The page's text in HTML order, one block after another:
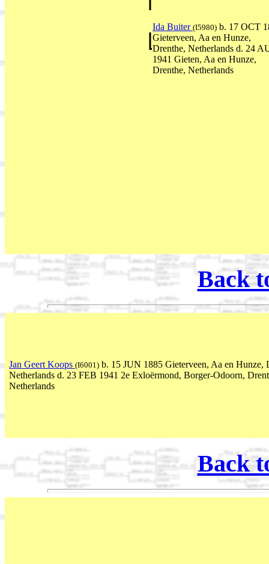
Ida Buiter (I5980) b. 17 OCT
Gieterveen, Aa en Hunze,
Drenthe, Netherlands d. 24
1941 Gieten, Aa en Hunze,
Drenthe, Netherlands
Back
Jan Geert Koops (I6001) b. 15 JUN 1885 Gieterveen, Aa en Hunze,
Netherlands d. 23 FEB 1941 2e Exloërmond, Borger-Odoorn,
Netherlands
Back